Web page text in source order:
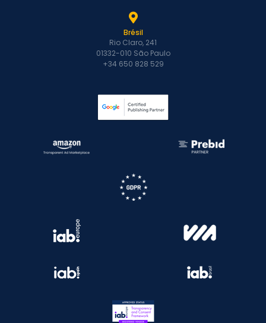
Brésil
Rio Claro, 241
01332-010 São Paulo
+34 650 828 529